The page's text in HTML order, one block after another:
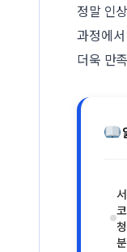
정말 인
과정에
더욱 만